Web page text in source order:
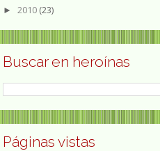
► 2010 (23)
Buscar en heroínas
Páginas vistas